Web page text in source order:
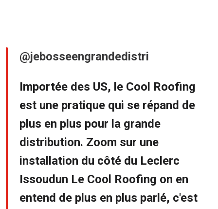
@jebosseengrandedistri
Importée des US, le Cool Roofing
est une pratique qui se répand de
plus en plus pour la grande
distribution. Zoom sur une
installation du côté du Leclerc
Issoudun Le Cool Roofing on en
entend de plus en plus parlé, c'est